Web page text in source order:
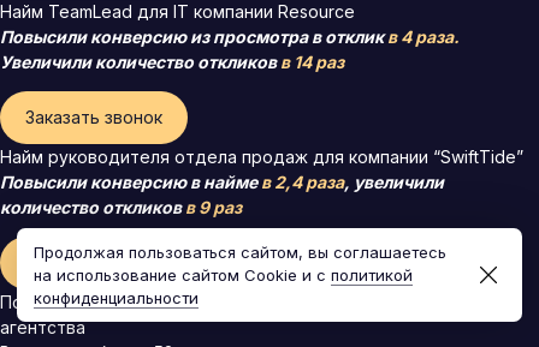
Найм TeamLead для IT компании Resource
Повысили конверсию из просмотра в откликв 4 раза.
Увеличили количество откликовв 14 раз
Заказать звонок
Найм руководителя отдела продаж для компании “SwiftTide”
Повысили конверсию в наймев 2,4 раза, увеличили
количество откликовв 9 раз
Заказать звонок
Полное построение HR-системы для маркетингового
агентства
Продолжая пользоваться сайтом, вы соглашаетесь
на использование сайтом Cookie и с политикой
конфиденциальности